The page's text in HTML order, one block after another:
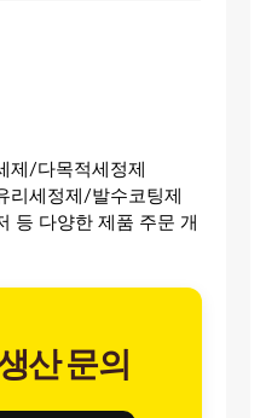
제/다목적세정제
세정제/발수코팅제
등 다양한 제품 주문 개
산 문의